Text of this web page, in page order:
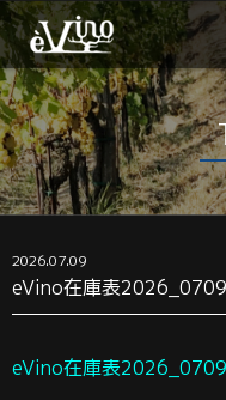
2026.07.09
eVino在庫表2026_0709
eVino在庫表2026_0709